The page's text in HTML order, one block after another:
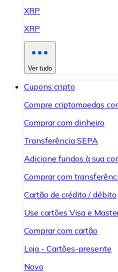
XRP
XRP
Ver tudo
Cupons cripto
Compre criptomoedas
Comprar com dinheiro
Transferência SEPA
Adicione fundos à sua
Comprar com
Cartão de crédito / débito
Use cartões Visa e
Comprar com cartão
Loja - Cartões-presente
Novo